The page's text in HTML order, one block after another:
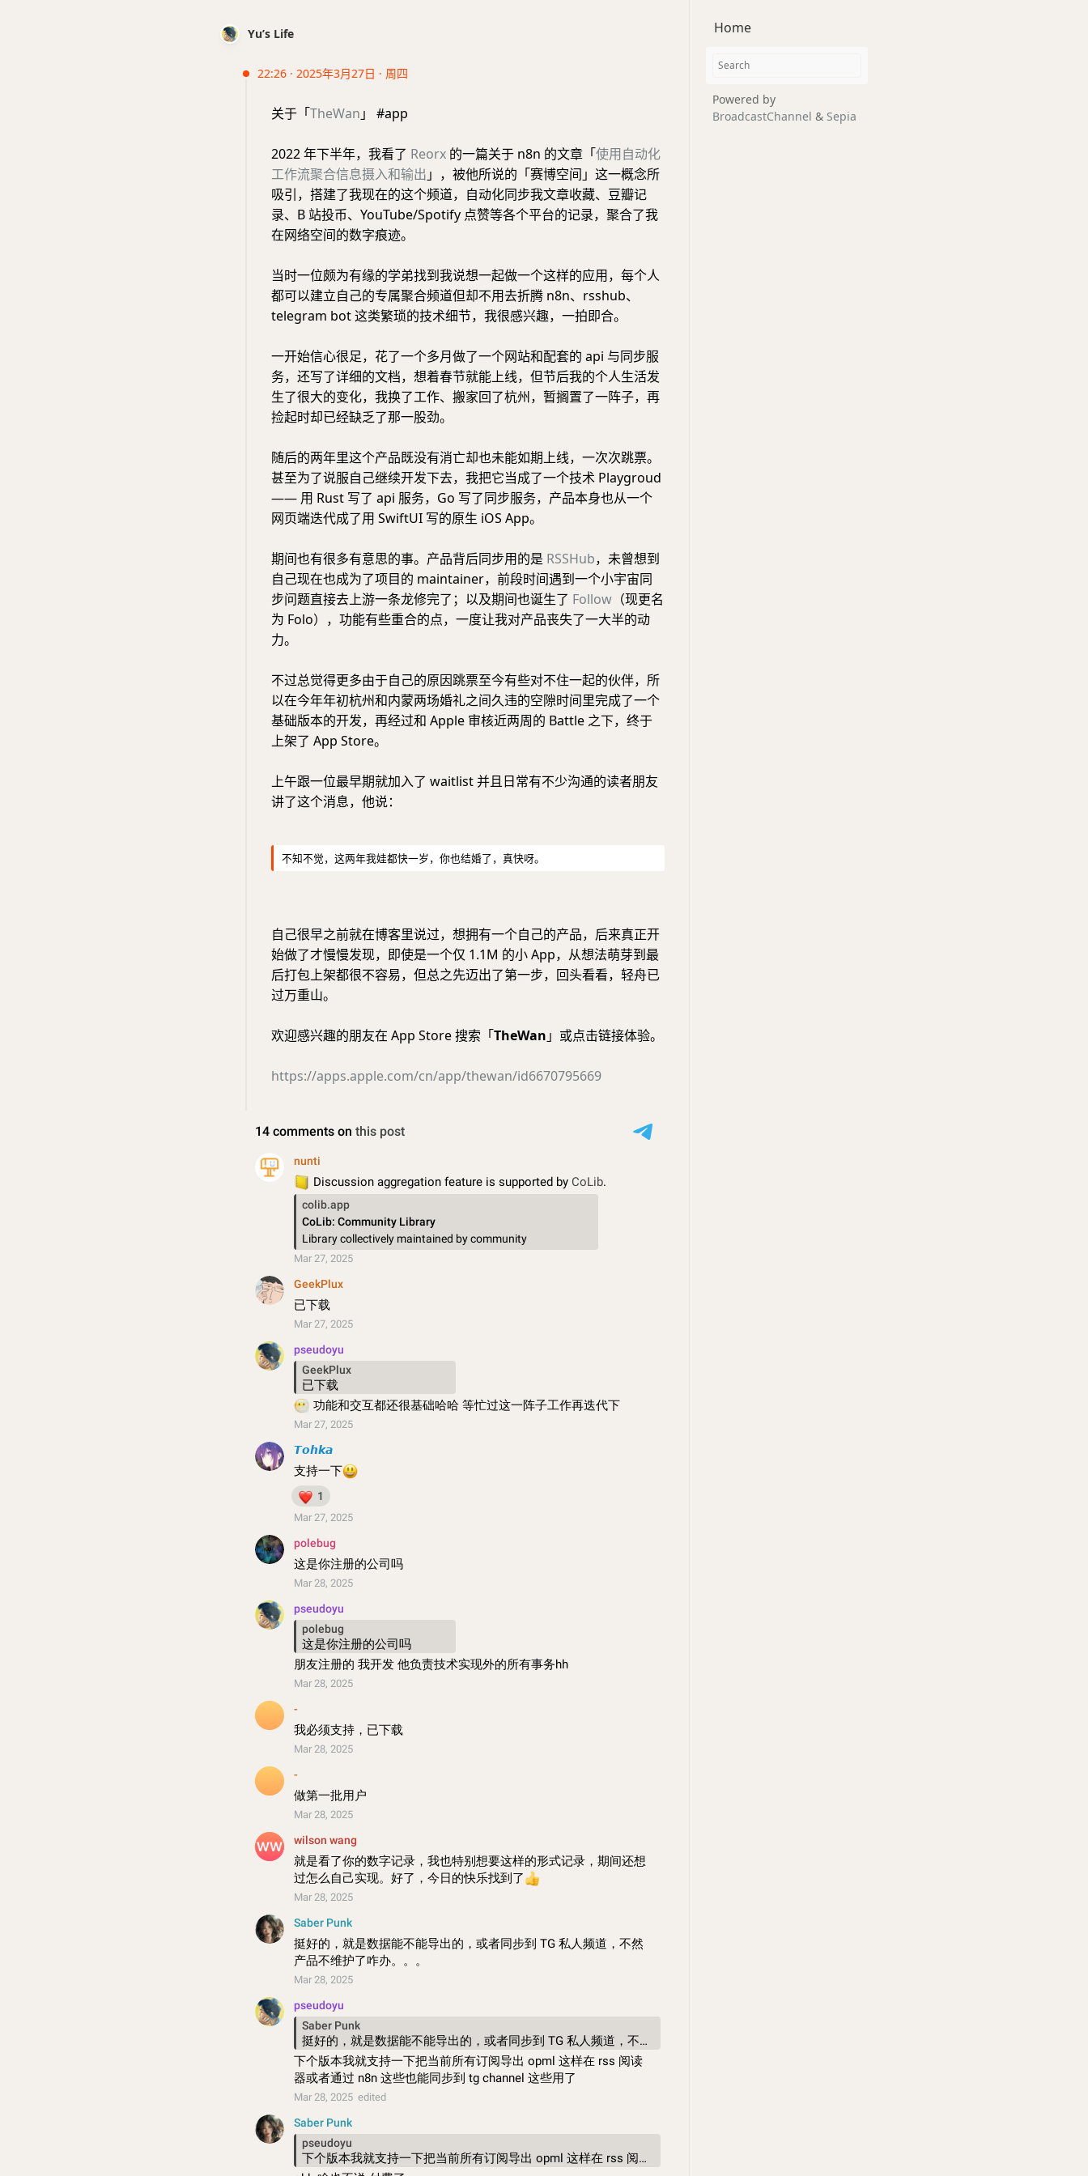
Yu’s Life
22:26 · 2025年3月27日 · 周四
关于「TheWan 」 #app
2022 年下半年，我看了 Reorx 的一篇关于 n8n 的文章「使用自动化
工作流聚合信息摄入和输出 」，被他所说的「赛博空间」这一概念所
吸引，搭建了我现在的这个频道，自动化同步我文章收藏、豆瓣记
录、B 站投币、YouTube/Spotify 点赞等各个平台的记录，聚合了我
在网络空间的数字痕迹。
当时一位颇为有缘的学弟找到我说想一起做一个这样的应用，每个人
都可以建立自己的专属聚合频道但却不用去折腾 n8n、rsshub、
telegram bot 这类繁琐的技术细节，我很感兴趣，一拍即合。
一开始信心很足，花了一个多月做了一个网站和配套的 api 与同步服
务，还写了详细的文档，想着春节就能上线，但节后我的个人生活发
生了很大的变化，我换了工作、搬家回了杭州，暂搁置了一阵子，再
捡起时却已经缺乏了那一股劲。
随后的两年里这个产品既没有消亡却也未能如期上线，一次次跳票。
甚至为了说服自己继续开发下去，我把它当成了一个技术 Playgroud
—— 用 Rust 写了 api 服务，Go 写了同步服务，产品本身也从一个
网页端迭代成了用 SwiftUI 写的原生 iOS App。
期间也有很多有意思的事。产品背后同步用的是 RSSHub，未曾想到
自己现在也成为了项目的 maintainer，前段时间遇到一个小宇宙同
步问题直接去上游一条龙修完了；以及期间也诞生了 Follow （现更名
为 Folo），功能有些重合的点，一度让我对产品丧失了一大半的动
力。
不过总觉得更多由于自己的原因跳票至今有些对不住一起的伙伴，所
以在今年年初杭州和内蒙两场婚礼之间久违的空隙时间里完成了一个
基础版本的开发，再经过和 Apple 审核近两周的 Battle 之下，终于
上架了 App Store。
上午跟一位最早期就加入了 waitlist 并且日常有不少沟通的读者朋友
讲了这个消息，他说：
不知不觉，这两年我娃都快一岁，你也结婚了，真快呀。
自己很早之前就在博客里说过，想拥有一个自己的产品，后来真正开
始做了才慢慢发现，即使是一个仅 1.1M 的小 App，从想法萌芽到最
后打包上架都很不容易，但总之先迈出了第一步，回头看看，轻舟已
过万重山。
欢迎感兴趣的朋友在 App Store 搜索「TheWan 」或点击链接体验。
https://apps.apple.com/cn/app/thewan/id6670795669
Home
Powered by
BroadcastChannel & Sepia